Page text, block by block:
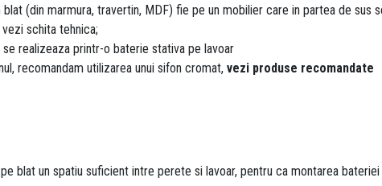
(din marmura, travertin, MDF) fie pe un mobilier care in partea de sus
schita tehnica;
se realizeaza printr-o baterie stativa pe lavoar
recomandam utilizarea unui sifon cromat, vezi produse recomandate
blat un spatiu suficient intre perete si lavoar, pentru ca montarea